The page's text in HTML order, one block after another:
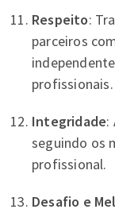
Respeito:
parceiros
profissionais.
Integridade:
seguindo os
profissional.
Desafio e